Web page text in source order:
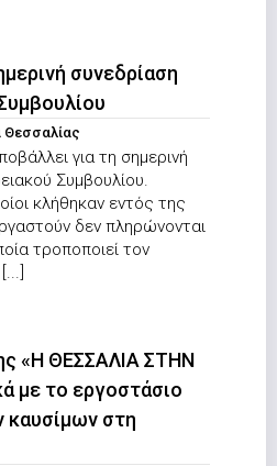
συνεδρίαση
Θεσσαλίας
για τη σημερινή
Συμβουλίου.
κλήθηκαν εντός της
δεν πληρώνονται
τροποποιεί τον
«Η ΘΕΣΣΑΛΙΑ ΣΤΗΝ
με το εργοστάσιο
στη